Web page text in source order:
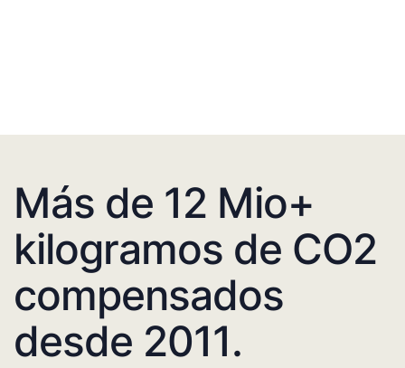
Más de 12 Mio+
kilogramos de CO2
compensados
desde 2011.